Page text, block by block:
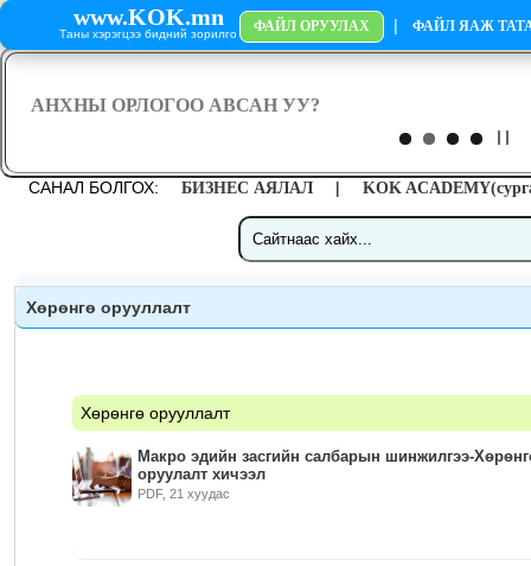
www.KOK.mn
Таны хэрэгцээ бидний зорилго ФАЙЛ ОРУУЛАХ | ФАЙЛ ЯАЖ
САНАЛ БОЛГОХ: БИЗНЕС АЯЛАЛ | KOK
Хөрөнгө орууллалт
Хөрөнгө орууллалт
Макро эдийн засгийн салбарын шинжилгээ-
оруулалт хичээл
PDF, 21 хуудас